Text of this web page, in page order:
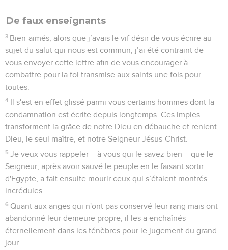
De faux enseignants
3 Bien-aimés, alors que j’avais le vif désir de vous écrire au
sujet du salut qui nous est commun, j’ai été contraint de
vous envoyer cette lettre afin de vous encourager à
combattre pour la foi transmise aux saints une fois pour
toutes.
4 Il s'est en effet glissé parmi vous certains hommes dont la
condamnation est écrite depuis longtemps. Ces impies
transforment la grâce de notre Dieu en débauche et renient
Dieu, le seul maître, et notre Seigneur Jésus-Christ.
5 Je veux vous rappeler – à vous qui le savez bien – que le
Seigneur, après avoir sauvé le peuple en le faisant sortir
d'Egypte, a fait ensuite mourir ceux qui s’étaient montrés
incrédules.
6 Quant aux anges qui n'ont pas conservé leur rang mais ont
abandonné leur demeure propre, il les a enchaînés
éternellement dans les ténèbres pour le jugement du grand
jour.